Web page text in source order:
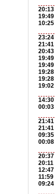
20:13
19:49
10:25
23:24
21:41
20:43
19:49
19:49
19:28
19:28
19:02
14:30
00:03
21:41
21:41
09:35
00:08
20:37
20:11
12:47
11:59
09:24